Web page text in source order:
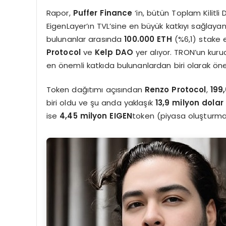
Rapor, Puffer Finance ‘in, bütün Toplam Kilitli
EigenLayer’ın TVL’sine en büyük katkıyı
bulunanlar arasında100.000 ETH (%6,1) stake
Protocolve Kelp DAO yer alıyor. TRON’un
en önemli katkıda bulunanlardan biri olarak öne
Token dağıtımı açısından Renzo Protocol,
biri oldu ve şu anda yaklaşık 13,9 milyon dolar
ise 4,45 milyon EIGENtoken (piyasa